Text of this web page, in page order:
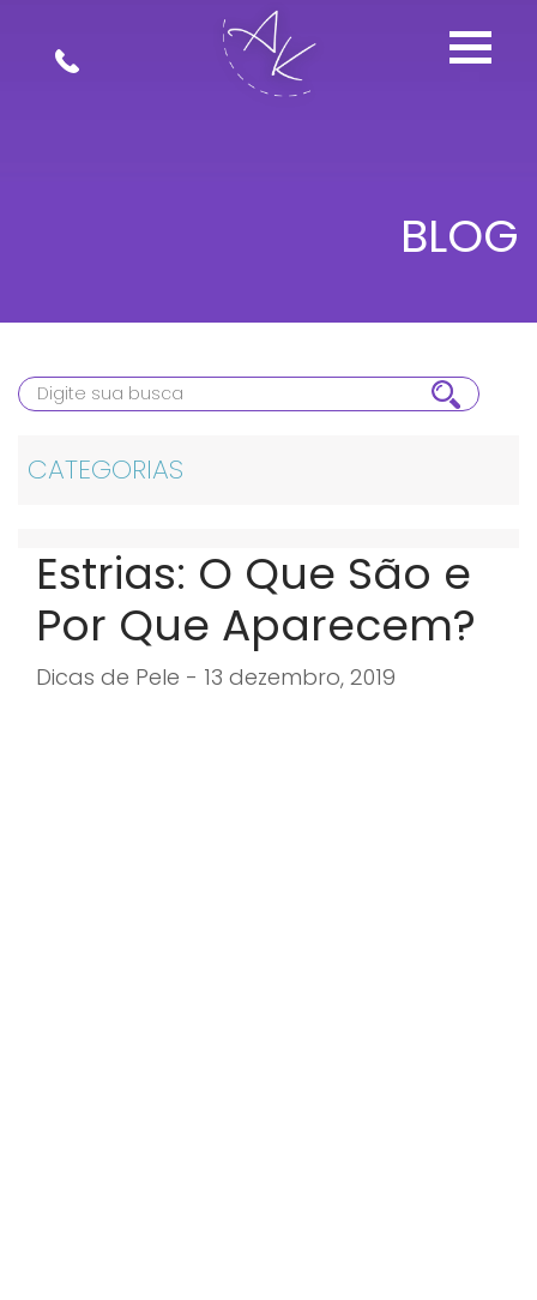
BLOG
CATEGORIAS
Estrias: O Que São e
Por Que Aparecem?
Dicas de Pele - 13 dezembro, 2019